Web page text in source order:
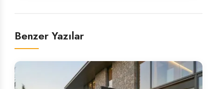
Benzer Yazılar